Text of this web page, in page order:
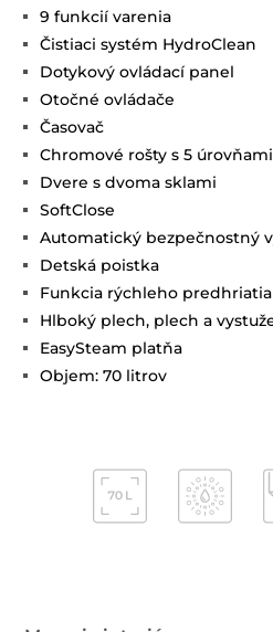
9 funkcií varenia
Čistiaci systém HydroClean
Dotykový ovládací panel
Otočné ovládače
Časovač
Chromové rošty s 5
Dvere s dvoma sklami
SoftClose
Automatický bezpečnostný
Detská poistka
Funkcia rýchleho predhriatia
Hlboký plech, plech a
EasySteam platňa
Objem: 70 litrov